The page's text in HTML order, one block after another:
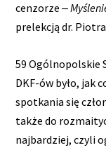
cenzorze ‒
prelekcją dr.
59 Ogólnopolskie
DKF-ów było, jak
spotkania się
także do
najbardziej, czyli